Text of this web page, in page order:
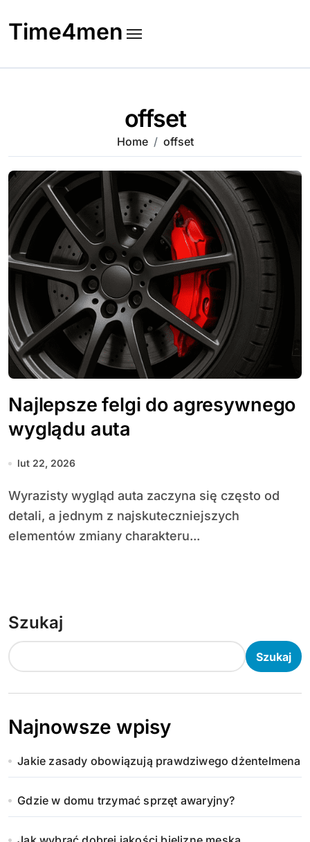
to
content
Time4men
offset
Home offset
Najlepsze felgi do agresywnego
wyglądu auta
lut 22, 2026
Wyrazisty wygląd auta zaczyna się często od
detali, a jednym z najskuteczniejszych
elementów zmiany charakteru...
Szukaj
Szukaj
Najnowsze wpisy
Jakie zasady obowiązują prawdziwego dżentelmena
Gdzie w domu trzymać sprzęt awaryjny?